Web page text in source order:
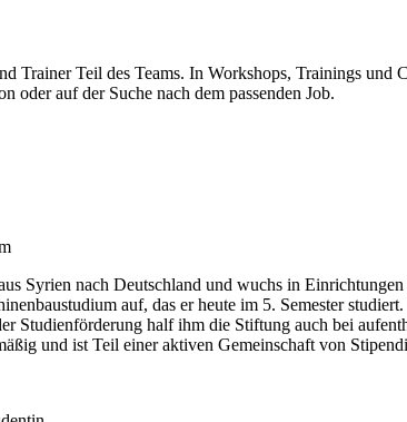
Trainer Teil des Teams. In Workshops, Trainings
oder auf der Suche nach dem passenden Job.
Syrien nach Deutschland und wuchs in
auf, das er heute im 5. Semester
Studienförderung half ihm die Stiftung auch bei
und ist Teil einer aktiven Gemeinschaft von